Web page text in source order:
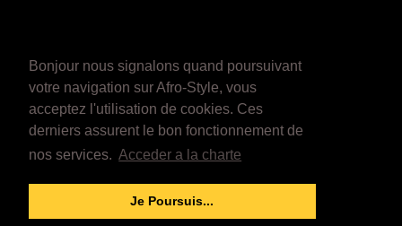
Bonjour nous signalons quand poursuivant
votre navigation sur Afro-Style, vous
acceptez l'utilisation de cookies. Ces
derniers assurent le bon fonctionnement de
nos services. Acceder a la charte
Je Poursuis...